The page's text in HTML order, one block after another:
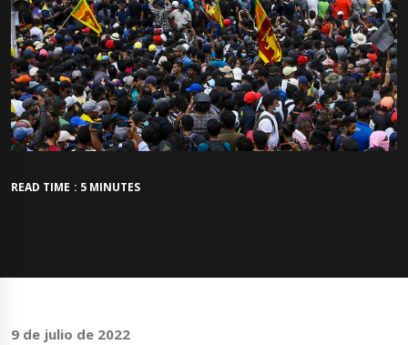
READ TIME : 5 MINUTES
9 de julio de 2022